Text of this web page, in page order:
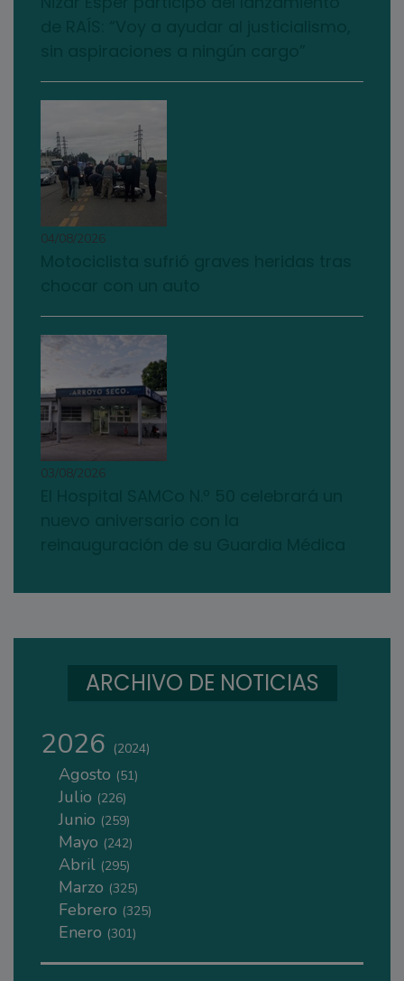
04/08/2026
03/08/2026
ARCHIVO DE NOTICIAS
2026 (2024)
Agosto (51)
Julio (226)
Junio (259)
Mayo (242)
Abril (295)
Marzo (325)
Febrero (325)
Enero (301)